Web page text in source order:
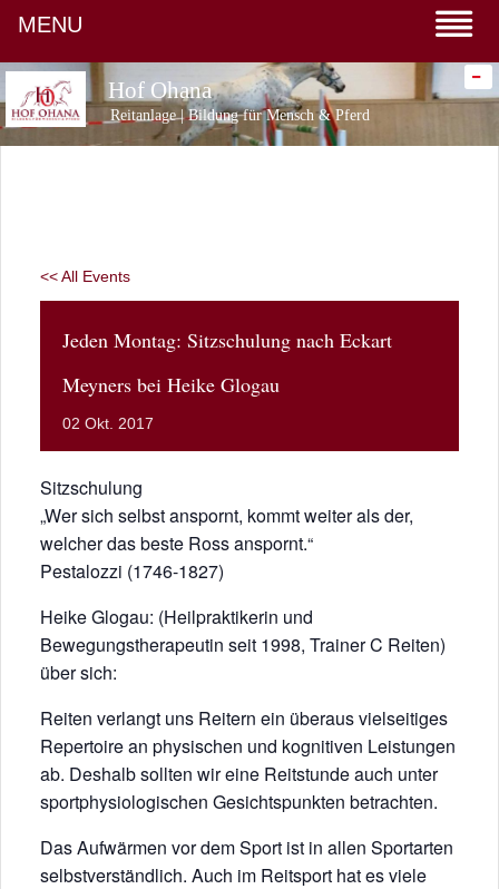
Hof Ohana
Reitanlage | Bildung für Mensch & Pferd
-
<< All Events
Jeden Montag: Sitzschulung nach Eckart
Meyners bei Heike Glogau
02 Okt. 2017
Sitzschulung
„Wer sich selbst anspornt, kommt weiter als der,
welcher das beste Ross anspornt.“
Pestalozzi (1746-1827)
Heike Glogau: (Heilpraktikerin und
Bewegungstherapeutin seit 1998, Trainer C Reiten)
über sich:
Reiten verlangt uns Reitern ein überaus vielseitiges
Repertoire an physischen und kognitiven Leistungen
ab. Deshalb sollten wir eine Reitstunde auch unter
sportphysiologischen Gesichtspunkten betrachten.
Das Aufwärmen vor dem Sport ist in allen Sportarten
selbstverständlich. Auch im Reitsport hat es viele
MENU